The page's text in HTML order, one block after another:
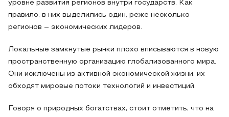
уровне развития регионов внутри государств. Как
правило, в них выделились один, реже несколько
регионов – экономических лидеров.
Локальные замкнутые рынки плохо вписываются в новую
пространственную организацию глобализованного мира.
Они исключены из активной экономической жизни, их
обходят мировые потоки технологий и инвестиций.
Говоря о природных богатствах, стоит отметить, что на